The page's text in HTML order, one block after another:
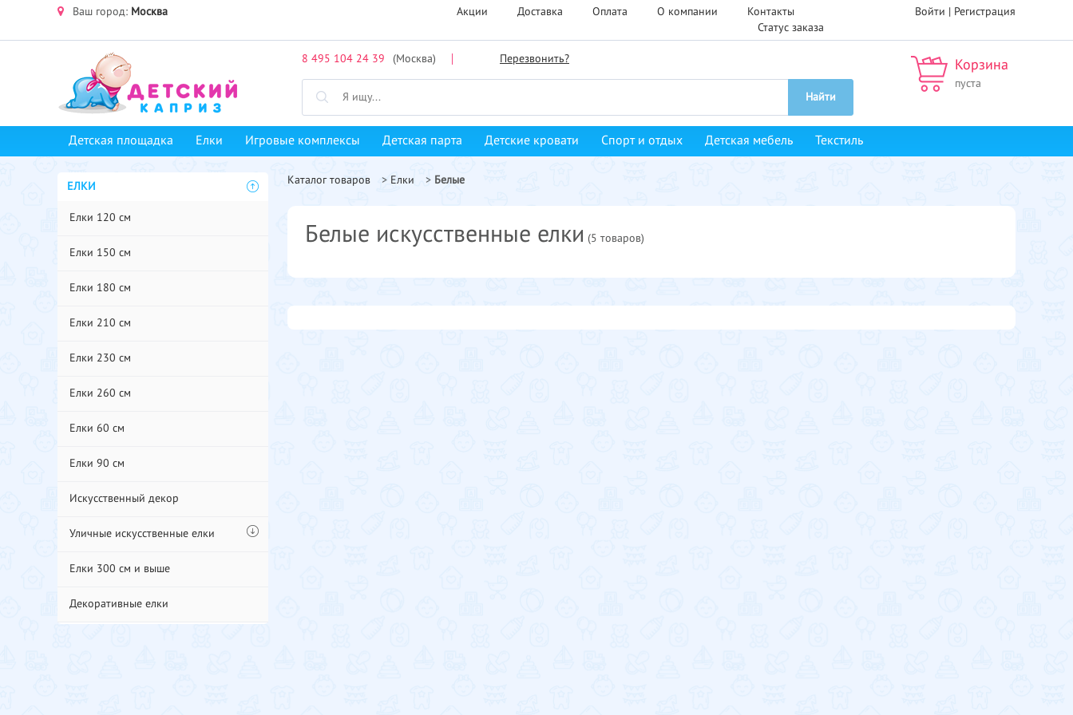
Ваш город: Москва Акции Доставка Оплата О компании
Контакты
Статус заказа
Войти | Регистрация
8 495 104 24 39 (Москва) Перезвонить?
Найти
Корзина
пуста
Детская площадка Елки Игровые комплексы Детская парта Детские кровати Спорт и отдых Детская мебель Текстиль
ЕЛКИ
Елки 120 см
Елки 150 см
Елки 180 см
Елки 210 см
Елки 230 см
Елки 260 см
Елки 60 см
Елки 90 см
Искусственный декор
Уличные искусственные елки
Елки 300 см и выше
Декоративные елки
Каталог товаров > Елки > Белые
Белые искусственные елки (5 товаров)